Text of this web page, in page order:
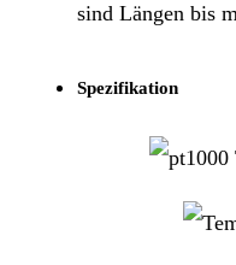
sind Längen bis
Spezifikation